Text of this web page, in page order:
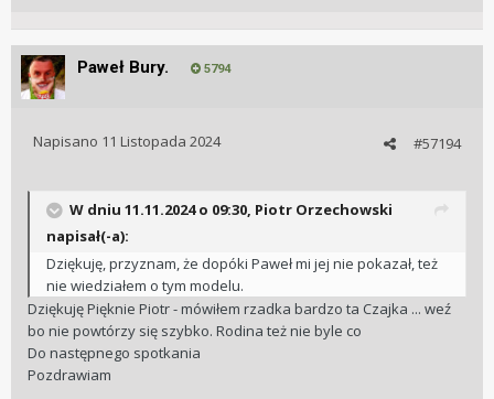
Paweł Bury. 5794
#57194
Napisano 11 Listopada 2024
W dniu 11.11.2024 o 09:30, Piotr Orzechowski
napisał(-a):
Dziękuję, przyznam, że dopóki Paweł mi jej nie pokazał, też
nie wiedziałem o tym modelu.
Dziękuję Pięknie Piotr - mówiłem rzadka bardzo ta Czajka ... weź
bo nie powtórzy się szybko. Rodina też nie byle co
Do następnego spotkania
Pozdrawiam